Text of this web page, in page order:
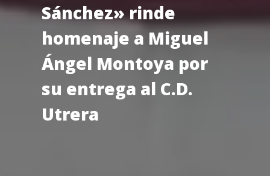
Sánchez» rinde
homenaje a Miguel
Ángel Montoya por
su entrega al C.D.
Utrera